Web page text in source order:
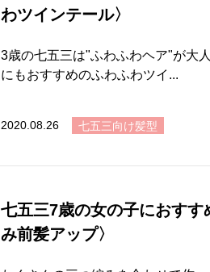
わツインテール〉
3歳の七五三は"ふわふわヘア"が大
にもおすすめのふわふわツイ...
2020.08.26 七五三向け髪型
七五三7歳の女の子におすす
み前髪アップ〉